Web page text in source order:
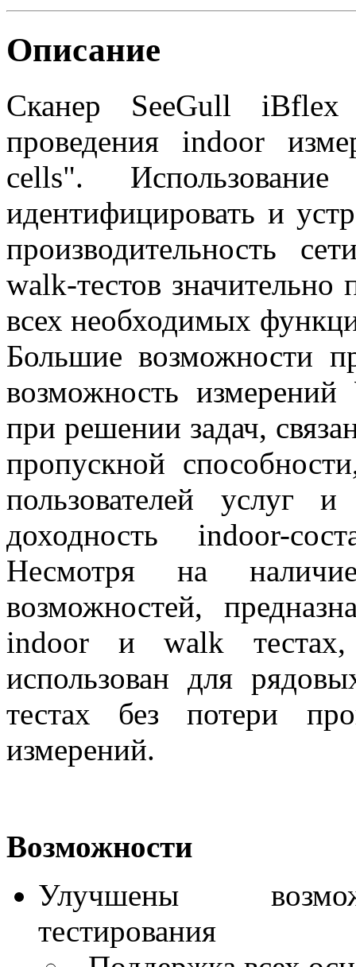
Описание
Сканер SeeGull iBflex
проведения indoor
cells".
идентифицировать и
производительность
walk-тестов
всех необходимых
Большие возможности
возможность
при решении задач,
пропускной
пользователей услуг
доходность indoor-
Несмотря на
возможностей,
indoor и walk
использован для
тестах без потери
измерений.
Возможности
Улучшены
тестирования